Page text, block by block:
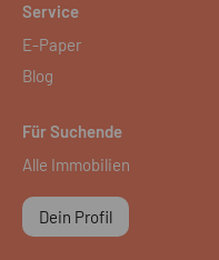
Service
E-Paper
Blog
Für Suchende
Alle Immobilien
Dein Profil